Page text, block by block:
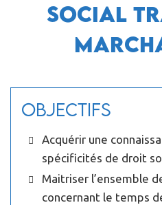
social
Objectifs
Acquérir une
spécificités de droit
Maitriser l’ensemble
concernant le temps